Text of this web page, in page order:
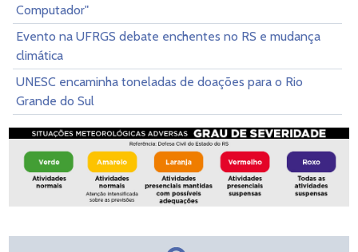
Computador"
Evento na UFRGS debate enchentes no RS e mudança
climática
UNESC encaminha toneladas de doações para o Rio
Grande do Sul